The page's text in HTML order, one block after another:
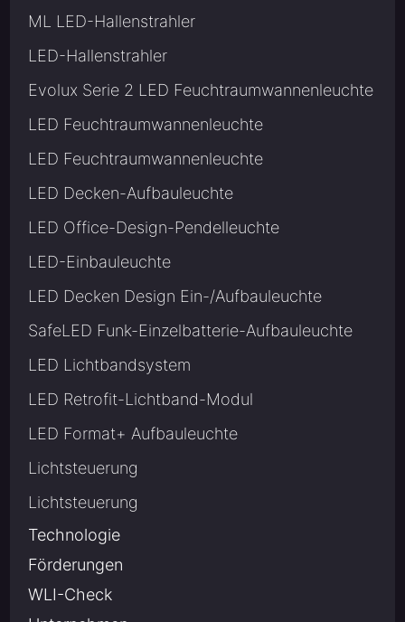
ML LED-Hallenstrahler
LED-Hallenstrahler
Evolux Serie 2 LED Feuchtraumwannenleuchte
LED Feuchtraumwannenleuchte
LED Feuchtraumwannenleuchte
LED Decken-Aufbauleuchte
LED Office-Design-Pendelleuchte
LED-Einbauleuchte
LED Decken Design Ein-/Aufbauleuchte
SafeLED Funk-Einzelbatterie-Aufbauleuchte
LED Lichtbandsystem
LED Retrofit-Lichtband-Modul
LED Format+ Aufbauleuchte
Lichtsteuerung
Lichtsteuerung
Technologie
Förderungen
WLI-Check